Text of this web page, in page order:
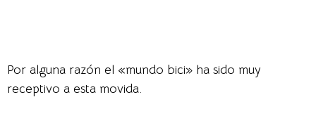
Por alguna razón el «mundo bici» ha sido muy
receptivo a esta movida.